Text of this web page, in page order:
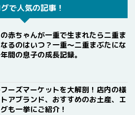
で人気の記事！
赤ちゃんが一重で生まれたら二重ま
るのはいつ？一重〜二重まぶたにな
間の息子の成長記録。
ーズマーケットを大解剖！店内の様
アブランド、おすすめのお土産、エ
も一挙にご紹介！